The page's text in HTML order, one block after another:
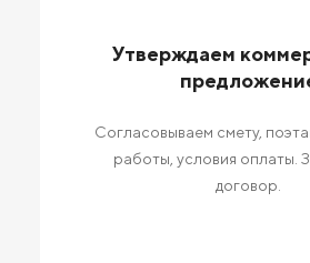
Утверждаем
Согласовываем смету,
работы, условия оплаты.
договор.